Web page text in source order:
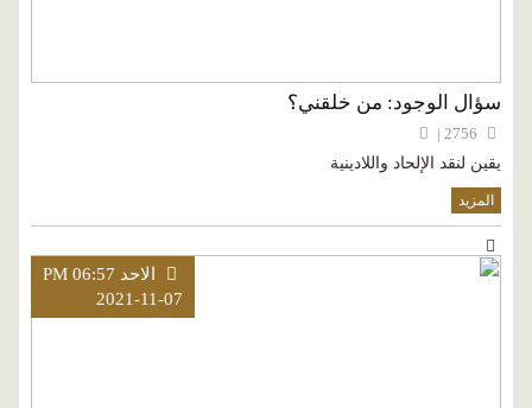
سؤال الوجود: من خلقني؟
يقين لنقد الإلحاد واللادينية
المزيد
الاحد PM 06:57
2021-11-07